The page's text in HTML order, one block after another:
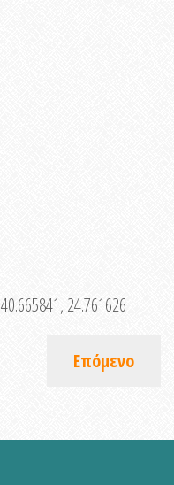
40.665841, 24.761626
Επόμενο